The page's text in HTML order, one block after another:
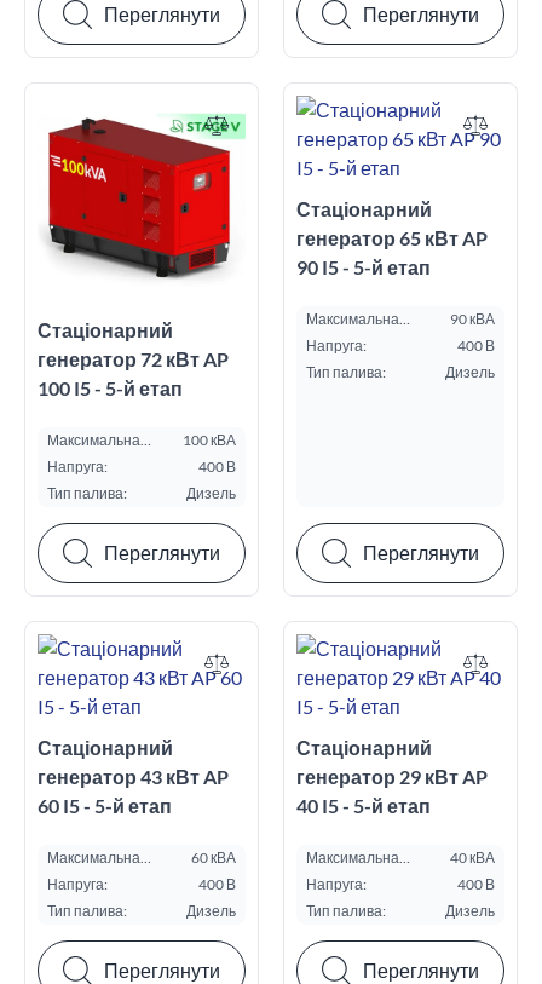
Переглянути Переглянути
Стаціонарний
генератор 72 кВт AP
100 I5 - 5-й етап
Максимальна
потужність ESP, кВА:
100 кВА
Напруга:
400 В
Тип палива:
Дизель
Переглянути
Стаціонарний
генератор 65 кВт AP
90 I5 - 5-й етап
Максимальна
потужність ESP, кВА:
90 кВА
Напруга:
400 В
Тип палива:
Дизель
Переглянути
Стаціонарний
генератор 43 кВт AP
60 I5 - 5-й етап
Максимальна
потужність ESP, кВА:
60 кВА
Напруга:
400 В
Тип палива:
Дизель
Переглянути
Стаціонарний
генератор 29 кВт AP
40 I5 - 5-й етап
Максимальна
потужність ESP, кВА:
40 кВА
Напруга:
400 В
Тип палива:
Дизель
Переглянути